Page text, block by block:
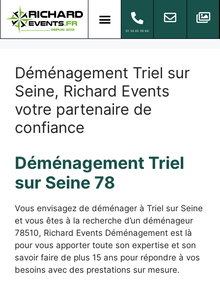
01 34 85 56 64
Déménagement Triel sur
Seine, Richard Events
votre partenaire de
confiance
Déménagement Triel
sur Seine 78
Vous envisagez de déménager à Triel sur Seine
et vous êtes à la recherche d’un déménageur
78510, Richard Events Déménagement est là
pour vous apporter toute son expertise et son
savoir faire de plus 15 ans pour répondre à vos
besoins avec des prestations sur mesure.